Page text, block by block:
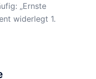
„Ernste
widerlegt 1.